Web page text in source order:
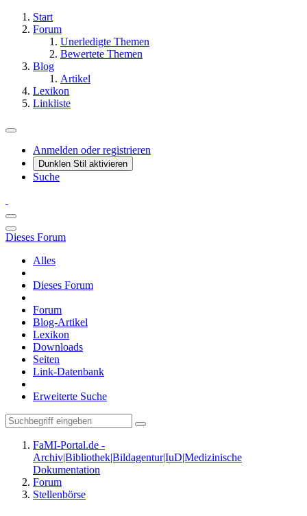
Start
Forum
Unerledigte Themen
Bewertete Themen
Blog
Artikel
Lexikon
Linkliste
Anmelden oder registrieren
Dunklen Stil aktivieren
Suche
Dieses Forum
Alles
Dieses Forum
Forum
Blog-Artikel
Lexikon
Downloads
Seiten
Link-Datenbank
Erweiterte Suche
FaMI-Portal.de -
Archiv|Bibliothek|Bildagentur|IuD|Medizinische
Dokumentation
Forum
Stellenbörse